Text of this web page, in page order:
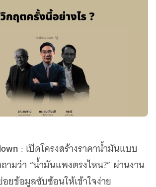
: เปิดโครงสร้างราคาน้ำมันแบบ
ามว่า “น้ำมันแพงตรงไหน?” ผ่านงาน
ยข้อมูลซับซ้อนให้เข้าใจง่าย